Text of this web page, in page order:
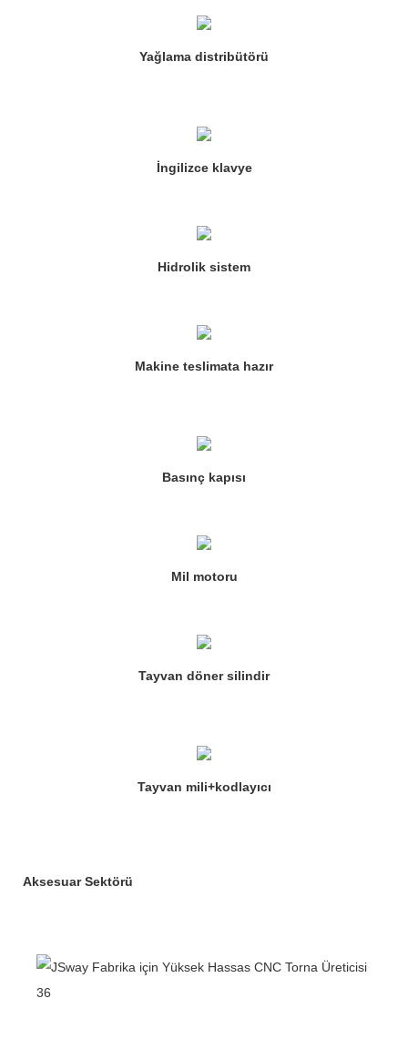
Yağlama distribütörü
İngilizce klavye
Hidrolik sistem
Makine teslimata hazır
Basınç kapısı
Mil motoru
Tayvan döner silindir
Tayvan mili+kodlayıcı
Aksesuar Sektörü